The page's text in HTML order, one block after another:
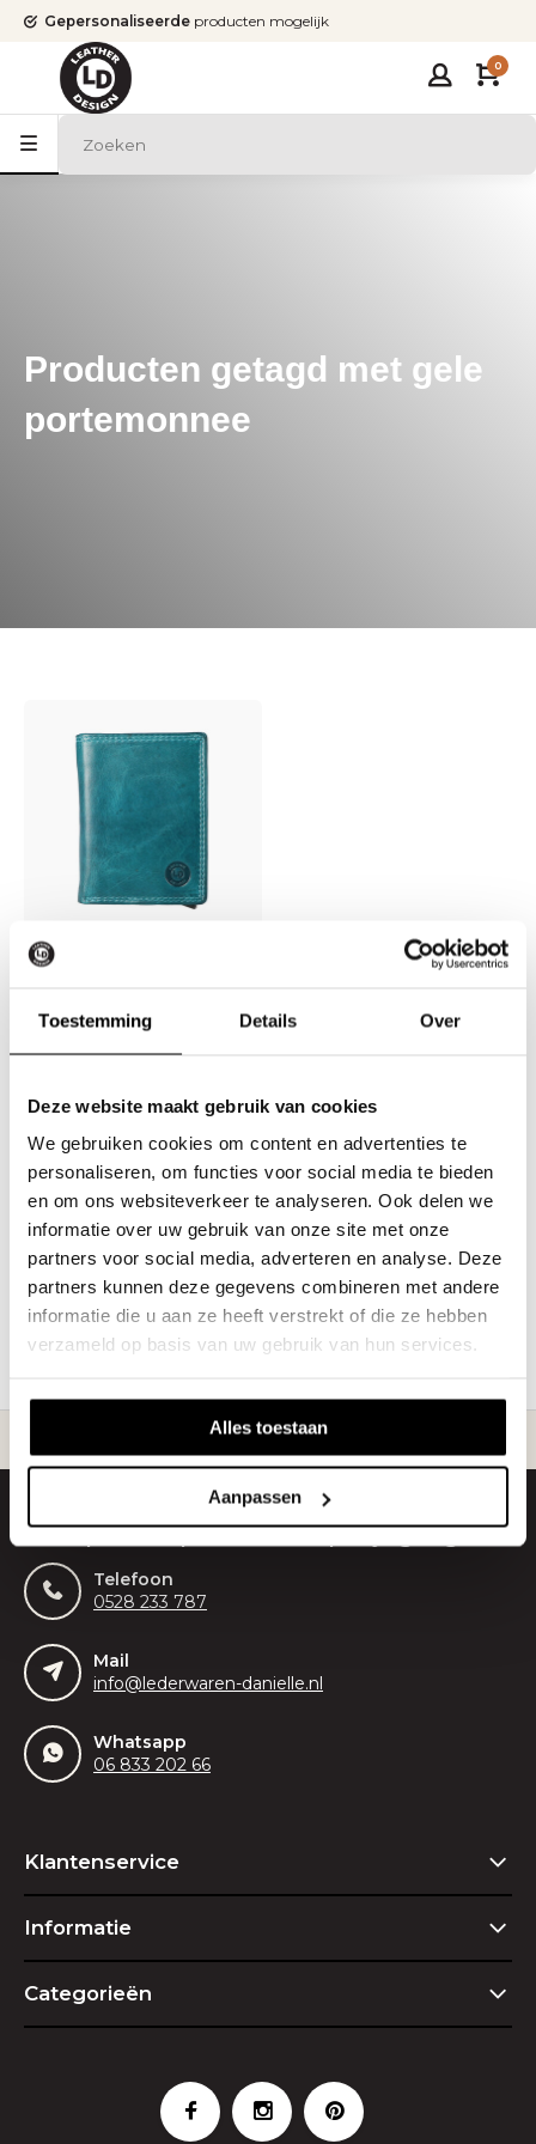
Toestemming Details Over
Deze website maakt gebruik van cookies
We gebruiken cookies om content en advertenties te
personaliseren, om functies voor social media te bieden
en om ons websiteverkeer te analyseren. Ook delen we
informatie over uw gebruik van onze site met onze
partners voor social media, adverteren en analyse. Deze
partners kunnen deze gegevens combineren met andere
informatie die u aan ze heeft verstrekt of die ze hebben
verzameld op basis van uw gebruik van hun services.
Alles toestaan
Aanpassen
Gepersonaliseerde producten mogelijk
0
Producten getagd met gele
portemonnee
HC Cardprotector
€32,95
Vandaag besteld = volgende
werkdag verstuurd
Pagina 1 van 1
Telefoon
0528 233 787
Mail
info@lederwaren-danielle.nl
Whatsapp
06 833 202 66
Klantenservice
Informatie
Categorieën